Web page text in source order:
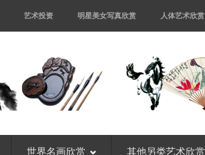
艺术投资 明星美女写真欣赏 人体艺术欣赏
世界名画欣赏 其他另类艺术欣赏